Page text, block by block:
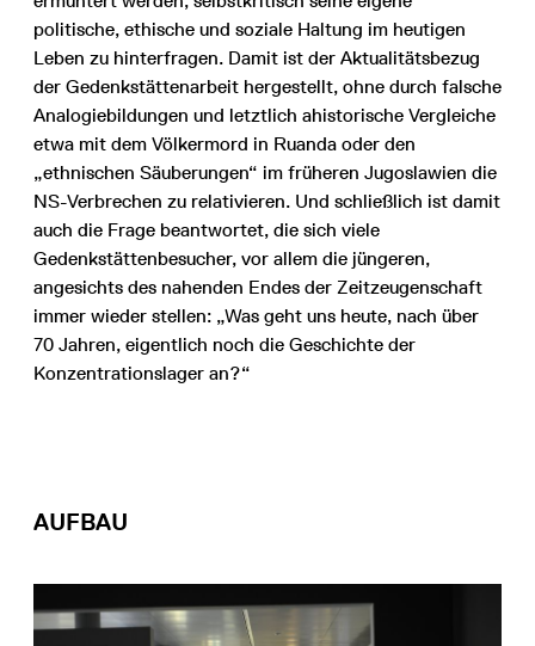
politische, ethische und soziale Haltung im heutigen
Leben zu hinterfragen. Damit ist der Aktualitätsbezug
der Gedenkstättenarbeit hergestellt, ohne durch falsche
Analogiebildungen und letztlich ahistorische Vergleiche
etwa mit dem Völkermord in Ruanda oder den
„ethnischen Säuberungen“ im früheren Jugoslawien die
NS-Verbrechen zu relativieren. Und schließlich ist damit
auch die Frage beantwortet, die sich viele
Gedenkstättenbesucher, vor allem die jüngeren,
angesichts des nahenden Endes der Zeitzeugenschaft
immer wieder stellen: „Was geht uns heute, nach über
70 Jahren, eigentlich noch die Geschichte der
Konzentrationslager an?“
AUFBAU